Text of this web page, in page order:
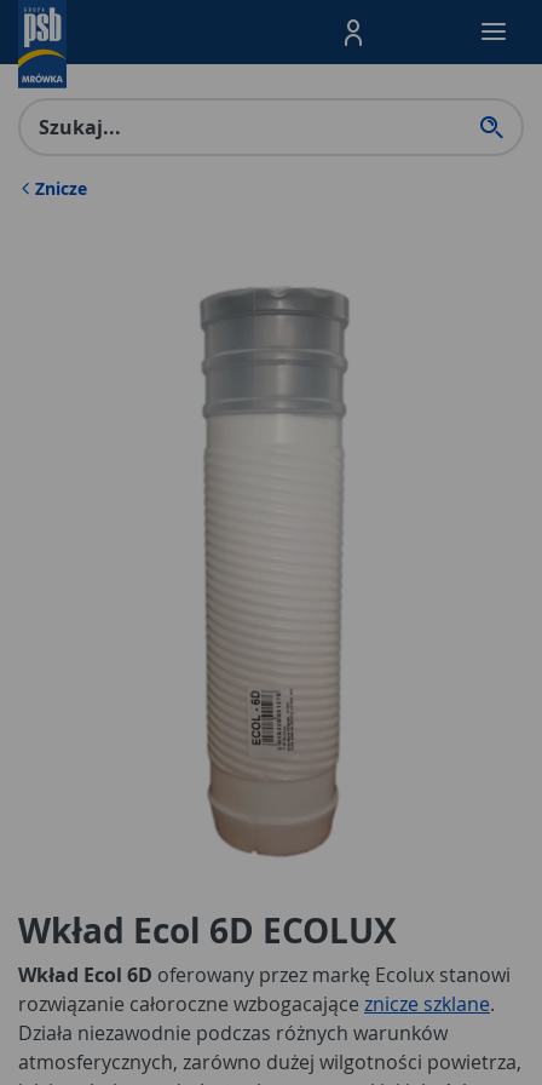
Menu Produktów,
Znicze
Wkład Ecol 6D ECOLUX
Wkład Ecol 6D oferowany przez markę Ecolux stanowi
rozwiązanie całoroczne wzbogacające znicze szklane.
Działa niezawodnie podczas różnych warunków
atmosferycznych, zarówno dużej wilgotności powietrza,